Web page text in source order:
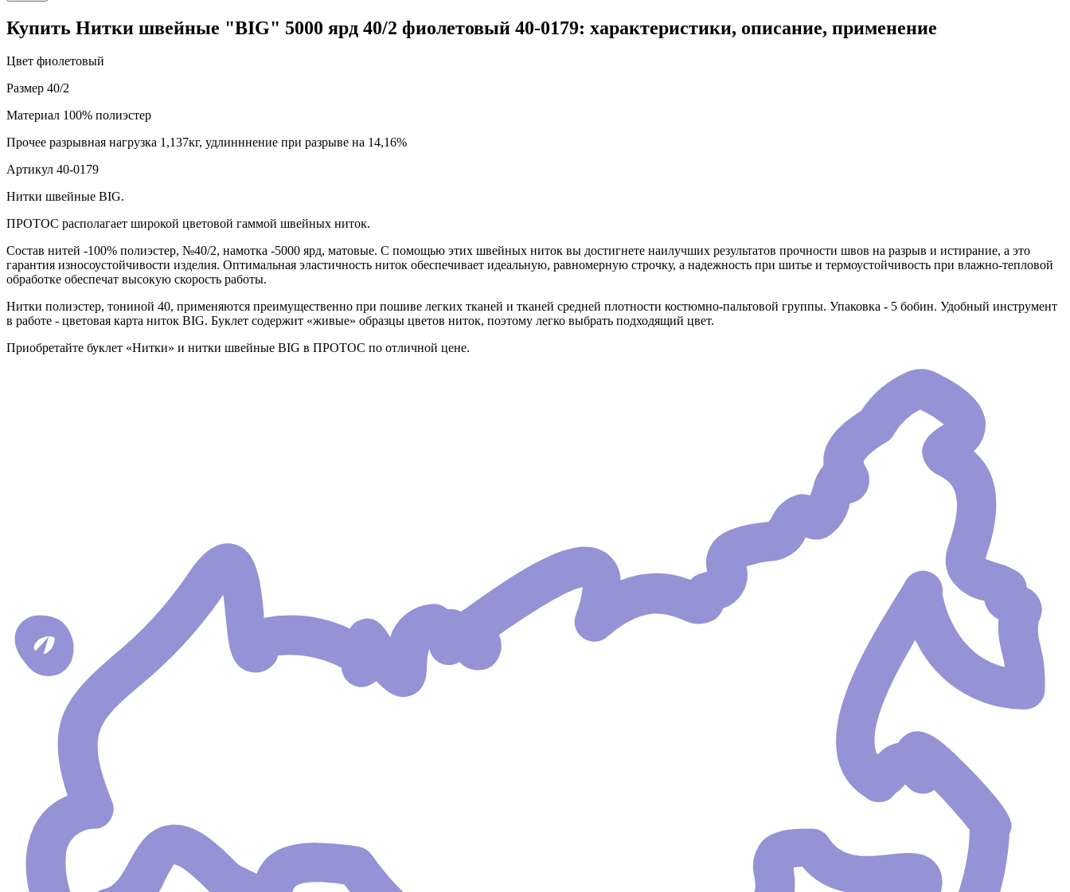
Купить Нитки швейные "BIG" 5000 ярд 40/2 фиолетовый 40-0179: характеристики, описание, применение
Цвет фиолетовый
Размер 40/2
Материал 100% полиэстер
Прочее разрывная нагрузка 1,137кг, удлинннение при разрыве на 14,16%
Артикул 40-0179
Нитки швейные BIG.
ПРОТОС располагает широкой цветовой гаммой швейных ниток.
Состав нитей -100% полиэстер, №40/2, намотка -5000 ярд, матовые. С помощью этих швейных ниток вы достигнете наилучших результатов прочности швов на разрыв и истирание, а это
гарантия износоустойчивости изделия. Оптимальная эластичность ниток обеспечивает идеальную, равномерную строчку, а надежность при шитье и термоустойчивость при влажно-тепловой
обработке обеспечат высокую скорость работы.
Нитки полиэстер, тониной 40, применяются преимущественно при пошиве легких тканей и тканей средней плотности костюмно-пальтовой группы. Упаковка - 5 бобин. Удобный инструмент
в работе - цветовая карта ниток BIG. Буклет содержит «живые» образцы цветов ниток, поэтому легко выбрать подходящий цвет.
Приобретайте буклет «Нитки» и нитки швейные BIG в ПРОТОС по отличной цене.